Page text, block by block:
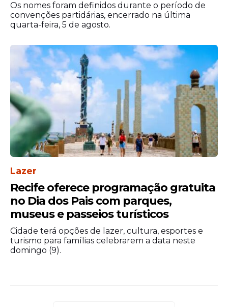
Os nomes foram definidos durante o período de
convenções partidárias, encerrado na última
quarta-feira, 5 de agosto.
Lazer
Recife oferece programação gratuita
no Dia dos Pais com parques,
museus e passeios turísticos
Cidade terá opções de lazer, cultura, esportes e
turismo para famílias celebrarem a data neste
domingo (9).